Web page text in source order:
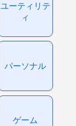
ユーティリテ
ィ
パーソナル
ゲーム